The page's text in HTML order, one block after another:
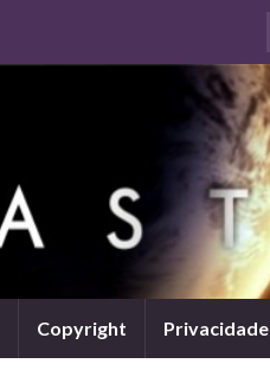
Copyright Privacidade